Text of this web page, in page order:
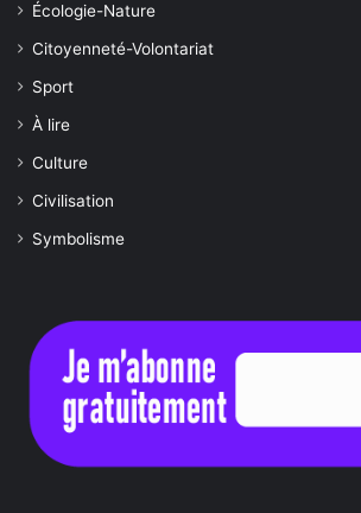
Écologie-Nature
Citoyenneté-Volontariat
Sport
À lire
Culture
Civilisation
Symbolisme